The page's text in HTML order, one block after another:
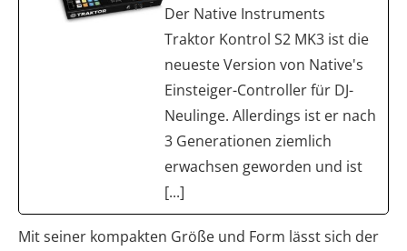
Der Native Instruments
Traktor Kontrol S2 MK3 ist die
neueste Version von Native's
Einsteiger-Controller für DJ-
Neulinge. Allerdings ist er nach
3 Generationen ziemlich
erwachsen geworden und ist
[...]
Mit seiner kompakten Größe und Form lässt sich der